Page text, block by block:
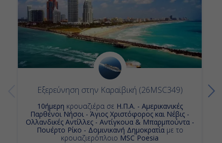
Κρουαζιερα Σαιντ Μαρτεν
Κρουαζιερα Πουερτο Ρικο
Κρουαζιερα Μαϊαμι
Κρουαζιερα
Κρουαζιερες Σαιντ Τζονς Αντιγκουα
Κρουαζιερα Σαιντ Κιτς
Κρουαζιερες Δομινικανη Δημοκρατια
Κρουαζιερα Αμερικανικες Παρθενοι Νησοι
Κρουαζιερες
Κρουαζιερα MSC Cruises
Κρουαζιερα Αγιος Χριστοφορος και Νεβις
Εξερεύνηση στην Καραϊβική (26MSC349)
10ήμερη κρουαζιέρα σε Η.Π.Α. - Αμερικανικές
Παρθένοι Νήσοι - Άγιος Χριστόφορος και Νέβις -
Ολλανδικές Αντίλλες - Αντίγκουα & Μπαρμπούντα -
Πουέρτο Ρίκο - Δομινικανή Δημοκρατίαμε το
κρουαζιερόπλοιο MSC Poesia